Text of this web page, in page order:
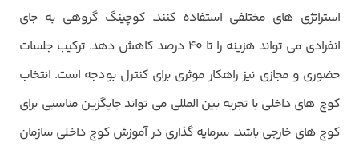
استراتژی های مختلفی استفاده کنند. کوچینگ گروهی به جای
انفرادی می تواند هزینه را تا ۴۰ درصد کاهش دهد. ترکیب جلسات
حضوری و مجازی نیز راهکار موثری برای کنترل بودجه است. انتخاب
کوچ های داخلی با تجربه بین المللی می تواند جایگزین مناسبی برای
کوچ های خارجی باشد. سرمایه گذاری در آموزش کوچ داخلی سازمان